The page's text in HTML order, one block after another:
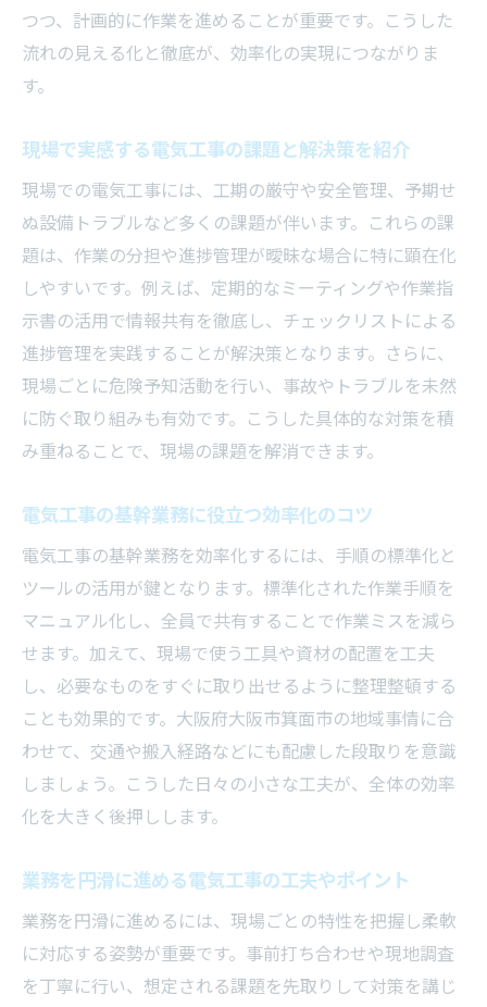
つつ、計画的に作業を進めることが重要です。こうした
流れの見える化と徹底が、効率化の実現につながりま
す。
現場で実感する電気工事の課題と解決策を紹介
現場での電気工事には、工期の厳守や安全管理、予期せ
ぬ設備トラブルなど多くの課題が伴います。これらの課
題は、作業の分担や進捗管理が曖昧な場合に特に顕在化
しやすいです。例えば、定期的なミーティングや作業指
示書の活用で情報共有を徹底し、チェックリストによる
進捗管理を実践することが解決策となります。さらに、
現場ごとに危険予知活動を行い、事故やトラブルを未然
に防ぐ取り組みも有効です。こうした具体的な対策を積
み重ねることで、現場の課題を解消できます。
電気工事の基幹業務に役立つ効率化のコツ
電気工事の基幹業務を効率化するには、手順の標準化と
ツールの活用が鍵となります。標準化された作業手順を
マニュアル化し、全員で共有することで作業ミスを減ら
せます。加えて、現場で使う工具や資材の配置を工夫
し、必要なものをすぐに取り出せるように整理整頓する
ことも効果的です。大阪府大阪市箕面市の地域事情に合
わせて、交通や搬入経路などにも配慮した段取りを意識
しましょう。こうした日々の小さな工夫が、全体の効率
化を大きく後押しします。
業務を円滑に進める電気工事の工夫やポイント
業務を円滑に進めるには、現場ごとの特性を把握し柔軟
に対応する姿勢が重要です。事前打ち合わせや現地調査
を丁寧に行い、想定される課題を先取りして対策を講じ